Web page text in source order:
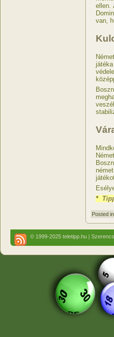
ellen.
van,
*
Posted in
© 1999-2025 teletipp.hu |